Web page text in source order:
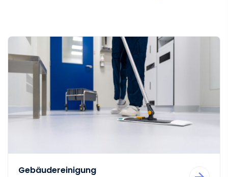
Gebäudereinigung